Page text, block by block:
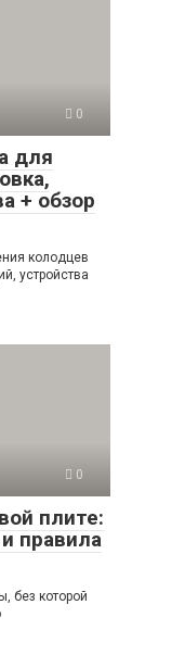
0
для
+ обзор
колодцев
устройства
0
плите:
правила
без которой